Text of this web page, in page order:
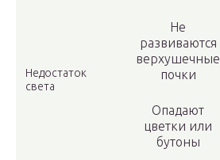
Недостаток
света
Не
развиваются
верхушечные
почки
Опадают
цветки или
бутоны